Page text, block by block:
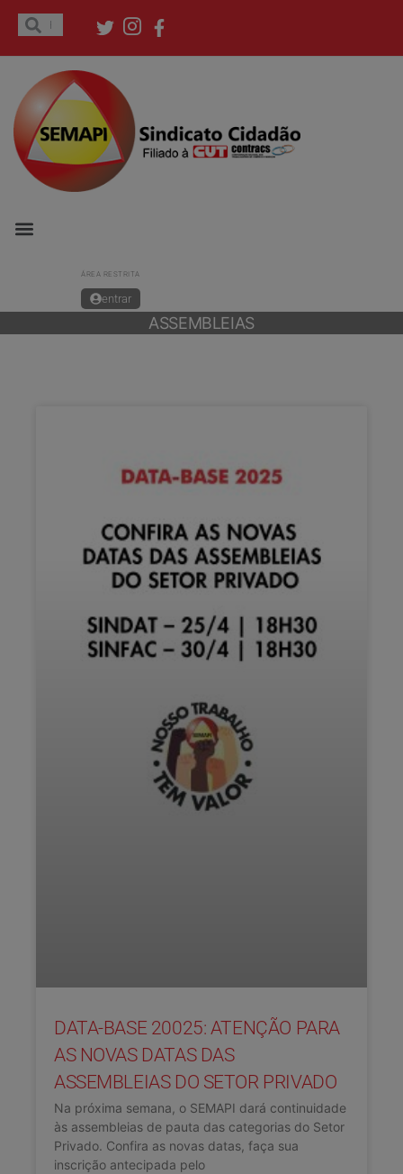
ÁREA RESTRITA
entrar
ASSEMBLEIAS
DATA-BASE 20025: ATENÇÃO PARA
AS NOVAS DATAS DAS
ASSEMBLEIAS DO SETOR PRIVADO
Na próxima semana, o SEMAPI dará continuidade
às assembleias de pauta das categorias do Setor
Privado. Confira as novas datas, faça sua
inscrição antecipada pelo